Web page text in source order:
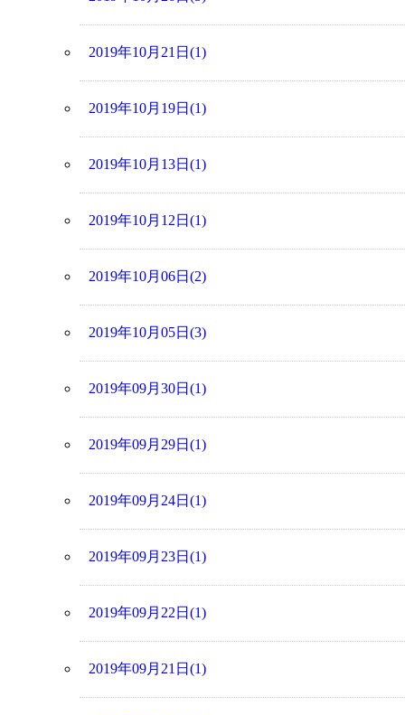
2019年10月21日(1)
2019年10月19日(1)
2019年10月13日(1)
2019年10月12日(1)
2019年10月06日(2)
2019年10月05日(3)
2019年09月30日(1)
2019年09月29日(1)
2019年09月24日(1)
2019年09月23日(1)
2019年09月22日(1)
2019年09月21日(1)